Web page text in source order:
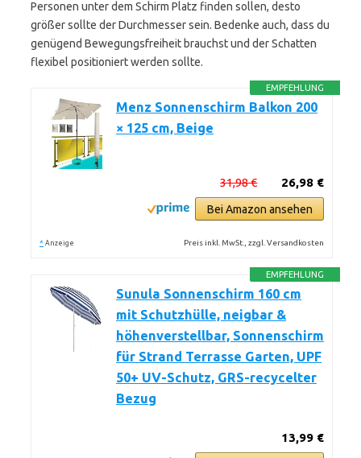
Personen unter dem Schirm Platz finden sollen, desto
größer sollte der Durchmesser sein. Bedenke auch, dass du
genügend Bewegungsfreiheit brauchst und der Schatten
flexibel positioniert werden sollte.
EMPFEHLUNG
Menz Sonnenschirm Balkon 200
× 125 cm, Beige
26,98 €
31,98 €
Bei Amazon ansehen
* Anzeige Preis inkl. MwSt., zzgl. Versandkosten
EMPFEHLUNG
Sunula Sonnenschirm 160 cm
mit Schutzhülle, neigbar &
höhenverstellbar, Sonnenschirm
für Strand Terrasse Garten, UPF
50+ UV-Schutz, GRS-recycelter
Bezug
13,99 €